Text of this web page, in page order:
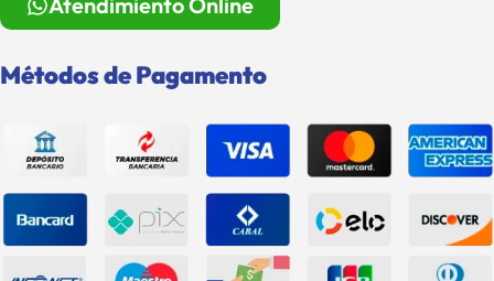
Métodos de Pagamento